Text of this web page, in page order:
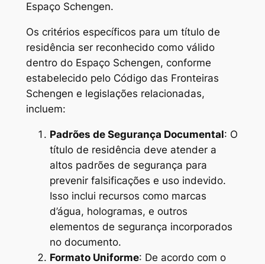
Espaço Schengen.
Os critérios específicos para um título de
residência ser reconhecido como válido
dentro do Espaço Schengen, conforme
estabelecido pelo Código das Fronteiras
Schengen e legislações relacionadas,
incluem:
Padrões de Segurança Documental: O
título de residência deve atender a
altos padrões de segurança para
prevenir falsificações e uso indevido.
Isso inclui recursos como marcas
d’água, hologramas, e outros
elementos de segurança incorporados
no documento.
Formato Uniforme: De acordo com o